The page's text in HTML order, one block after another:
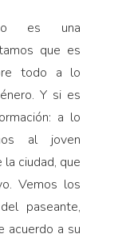
es una
que es
todo a lo
Y si es
a lo
al joven
ciudad, que
Vemos los
paseante,
acuerdo a su